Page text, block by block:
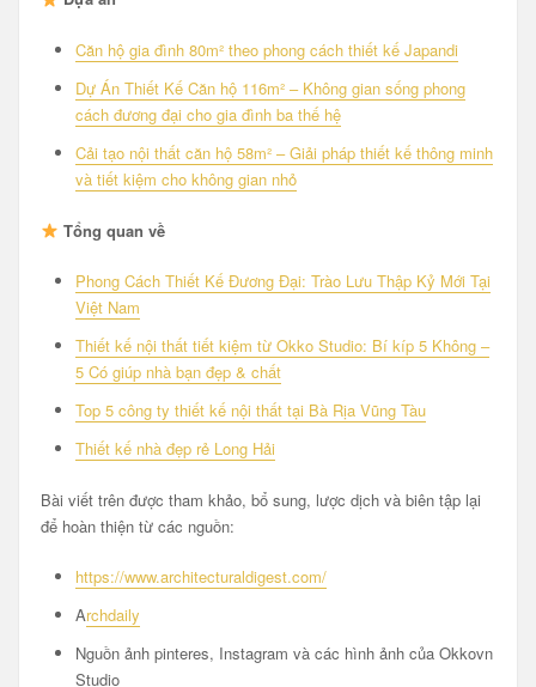
Căn hộ gia đình 80m² theo phong cách thiết kế Japandi
Dự Án Thiết Kế Căn hộ 116m² – Không gian sống phong
cách đương đại cho gia đình ba thế hệ
Cải tạo nội thất căn hộ 58m² – Giải pháp thiết kế thông minh
và tiết kiệm cho không gian nhỏ
Tổng quan về
Phong Cách Thiết Kế Đương Đại: Trào Lưu Thập Kỷ Mới Tại
Việt Nam
Thiết kế nội thất tiết kiệm từ Okko Studio: Bí kíp 5 Không –
5 Có giúp nhà bạn đẹp & chất
Top 5 công ty thiết kế nội thất tại Bà Rịa Vũng Tàu
Thiết kế nhà đẹp rẻ Long Hải
Bài viết trên được tham khảo, bổ sung, lược dịch và biên tập lại
để hoàn thiện từ các nguồn:
https://www.architecturaldigest.com/
Archdaily
Nguồn ảnh pinteres, Instagram và các hình ảnh của Okkovn
Studio